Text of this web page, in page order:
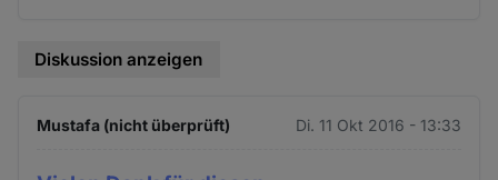
Diskussion anzeigen
Mustafa (nicht überprüft) Di. 11 Okt 2016 - 13:33